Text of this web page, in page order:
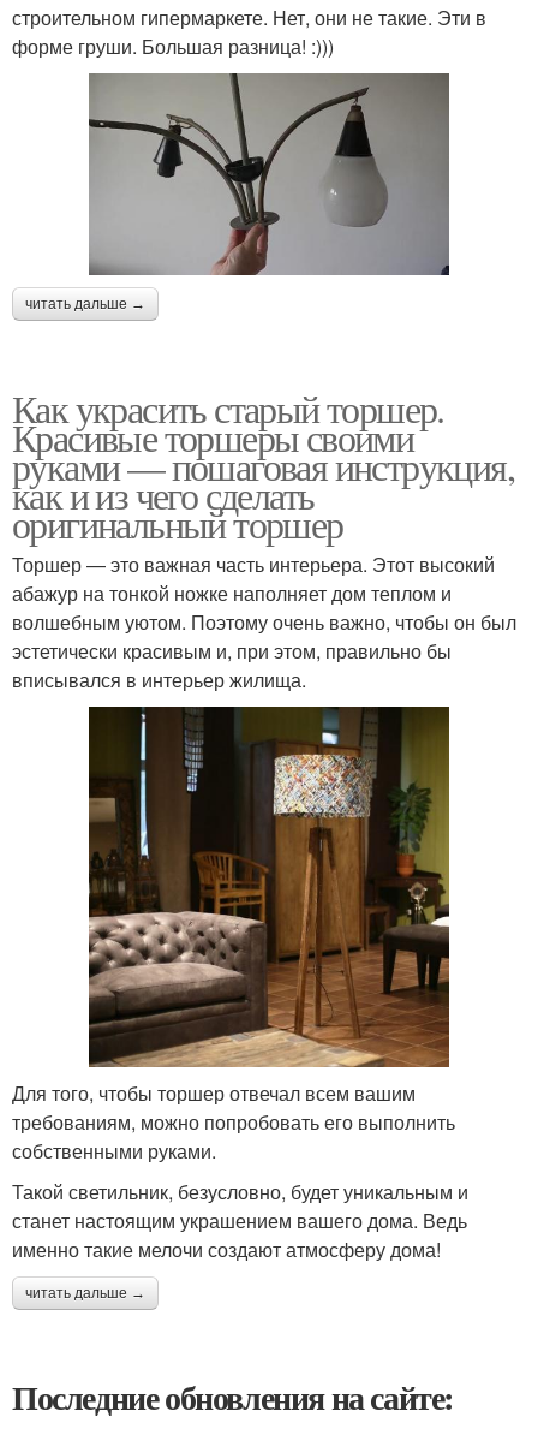
строительном гипермаркете. Нет, они не такие. Эти в
форме груши. Большая разница! :)))
читать дальше →
Как украсить старый торшер.
Красивые торшеры своими
руками — пошаговая инструкция,
как и из чего сделать
оригинальный торшер
Торшер — это важная часть интерьера. Этот высокий
абажур на тонкой ножке наполняет дом теплом и
волшебным уютом. Поэтому очень важно, чтобы он был
эстетически красивым и, при этом, правильно бы
вписывался в интерьер жилища.
Для того, чтобы торшер отвечал всем вашим
требованиям, можно попробовать его выполнить
собственными руками.
Такой светильник, безусловно, будет уникальным и
станет настоящим украшением вашего дома. Ведь
именно такие мелочи создают атмосферу дома!
читать дальше →
Последние обновления на сайте: